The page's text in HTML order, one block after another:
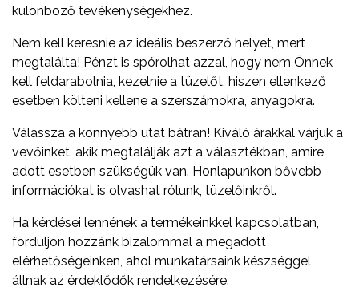
különböző tevékenységekhez.
Nem kell keresnie az ideális beszerző helyet, mert
megtalálta! Pénzt is spórolhat azzal, hogy nem Önnek
kell feldarabolnia, kezelnie a tüzelőt, hiszen ellenkező
esetben költeni kellene a szerszámokra, anyagokra.
Válassza a könnyebb utat bátran! Kiváló árakkal várjuk a
vevőinket, akik megtalálják azt a választékban, amire
adott esetben szükségük van. Honlapunkon bővebb
információkat is olvashat rólunk, tüzelőinkről.
Ha kérdései lennének a termékeinkkel kapcsolatban,
forduljon hozzánk bizalommal a megadott
elérhetőségeinken, ahol munkatársaink készséggel
állnak az érdeklődők rendelkezésére.